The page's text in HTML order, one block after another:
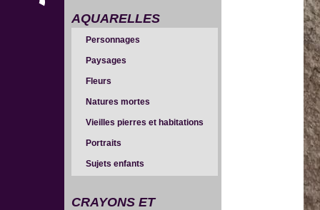
AQUARELLES
Personnages
Paysages
Fleurs
Natures mortes
Vieilles pierres et habitations
Portraits
Sujets enfants
CRAYONS ET